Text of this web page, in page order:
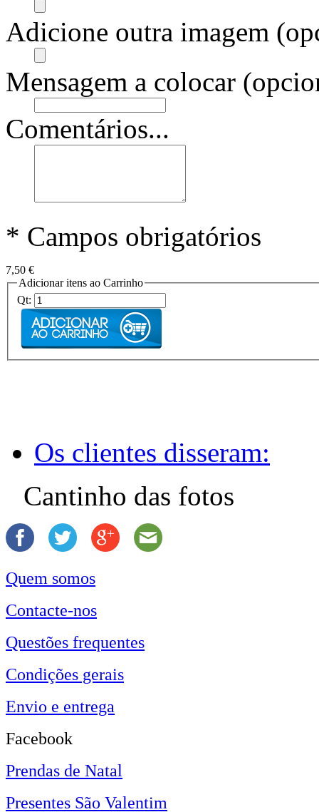
Adicione outra imagem
Mensagem a colocar
Comentários...
* Campos obrigatórios
7,50 €
Adicionar itens ao Carrinho
Qt:
Os clientes disseram:
Cantinho das fotos
Quem somos
Contacte-nos
Questões frequentes
Condições gerais
Envio e entrega
Facebook
Prendas de Natal
Presentes São Valentim